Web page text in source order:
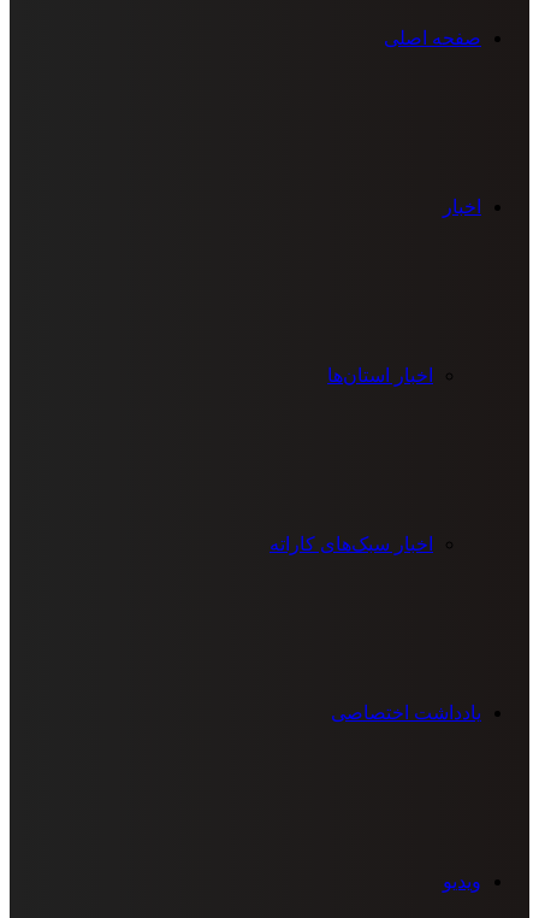
صفحه اصلی
اخبار
اخبار استان‌ها
اخبار سبک‌های کاراته
یادداشت اختصاصی
ویدیو